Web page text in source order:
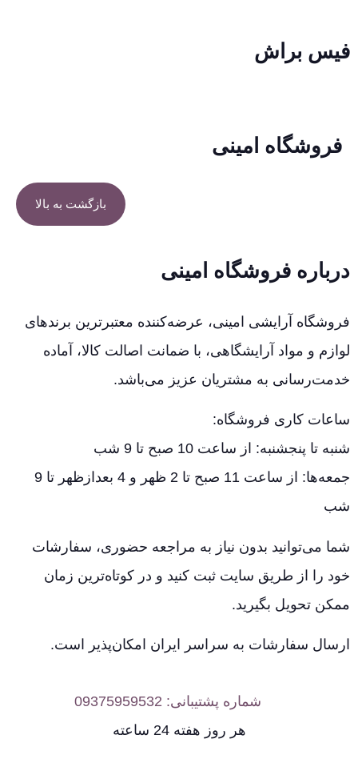
فیس براش
فروشگاه امینی
بازگشت به بالا
درباره فروشگاه امینی
فروشگاه آرایشی امینی، عرضه‌کننده معتبرترین برندهای
لوازم و مواد آرایشگاهی، با ضمانت اصالت کالا، آماده
خدمت‌رسانی به مشتریان عزیز می‌باشد.
ساعات کاری فروشگاه:
شنبه تا پنجشنبه: از ساعت 10 صبح تا 9 شب
جمعه‌ها: از ساعت 11 صبح تا 2 ظهر و 4 بعدازظهر تا 9
شب
شما می‌توانید بدون نیاز به مراجعه حضوری، سفارشات
خود را از طریق سایت ثبت کنید و در کوتاه‌ترین زمان
ممکن تحویل بگیرید.
ارسال سفارشات به سراسر ایران امکان‌پذیر است.
شماره پشتیبانی: 09375959532
هر روز هفته 24 ساعته